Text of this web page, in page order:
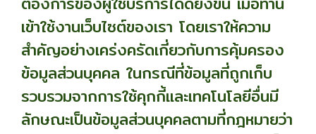
เข้าใช้งานเว็บไซต์ของเรา โดยเราให้ความ
สำคัญอย่างเคร่งครัดเกี่ยวกับการคุ้มครอง
ข้อมูลส่วนบุคคล ในกรณีที่ข้อมูลที่ถูกเก็บ
รวบรวมจากการใช้คุกกี้และเทคโนโลยีอื่นมี
ลักษณะเป็นข้อมูลส่วนบุคคลตามที่กฎหมายว่า